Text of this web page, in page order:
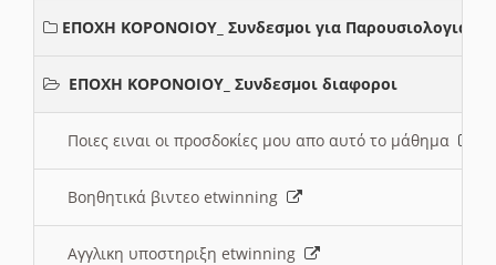
ΕΠΟΧΗ ΚΟΡΟΝΟΙΟΥ_ Συνδεσμοι για Παρουσιολογια
ΕΠΟΧΗ ΚΟΡΟΝΟΙΟΥ_ Συνδεσμοι διαφοροι
Ποιες ειναι οι προσδοκίες μου απο αυτό το μάθημα
Βοηθητικά βιντεο etwinning
Αγγλικη υποστηριξη etwinning